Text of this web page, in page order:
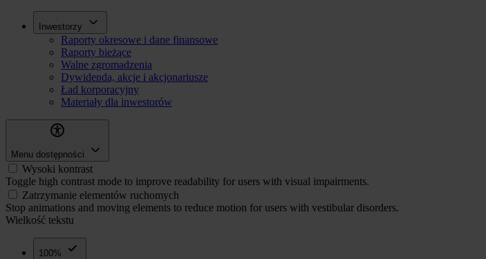
Inwestorzy
Raporty okresowe i dane finansowe
Raporty bieżące
Walne zgromadzenia
Dywidenda, akcje i akcjonariusze
Ład korporacyjny
Materiały dla inwestorów
Menu dostępności
Wysoki kontrast
Toggle high contrast mode to improve readability for users with visual impairments.
Zatrzymanie elementów ruchomych
Stop animations and moving elements to reduce motion for users with vestibular disorders.
Wielkość tekstu
100%